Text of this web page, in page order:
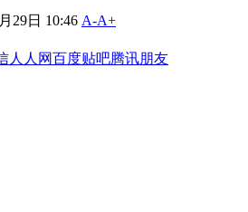
29日 10:46 A-A+
人人网百度贴吧腾讯朋友